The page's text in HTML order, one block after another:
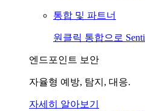
통합 및 파트너
원클릭 통합으로
엔드포인트 보안
자율형 예방, 탐지, 대응.
자세히 알아보기